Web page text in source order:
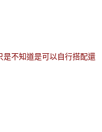
是不知道是可以自行搭配還